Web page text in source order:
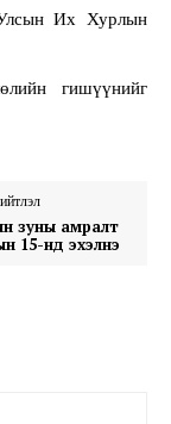
Улсын Их Хурлын
гишүүнийг
зуны амралт
15-нд эхэлнэ